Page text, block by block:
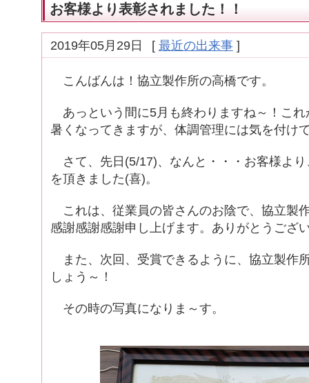
お客様より表彰されました！！
2019年05月29日 [ 最近の出来事]
こんばんは！協立製作所の高橋です。
あっという間に5月も終わりますね～！これ
暑くなってきますが、体調管理には気を付け
さて、先日(5/17)、なんと・・・お客様よ
を頂きました(喜)。
これは、従業員の皆さんのお陰で、協立製
感謝感謝感謝申し上げます。ありがとうござ
また、次回、受賞できるように、協立製作
しょう～！
その時の写真になりま～す。